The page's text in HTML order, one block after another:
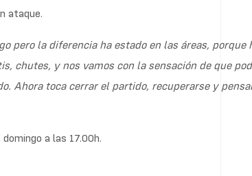
ataque.
pero la diferencia ha estado en las áreas, porque
chutes, y nos vamos con la sensación de que
Ahora toca cerrar el partido, recuperarse y
a las 17.00h.